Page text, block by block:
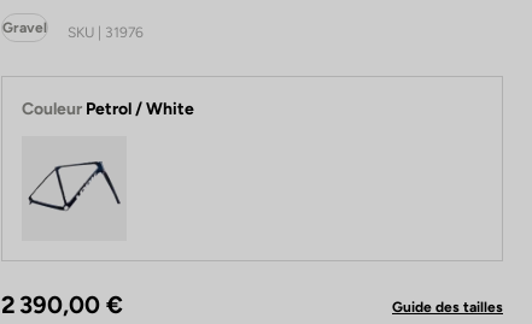
Gravel SKU | 31976
Couleur Petrol / White
2 390,00 € Guide des tailles